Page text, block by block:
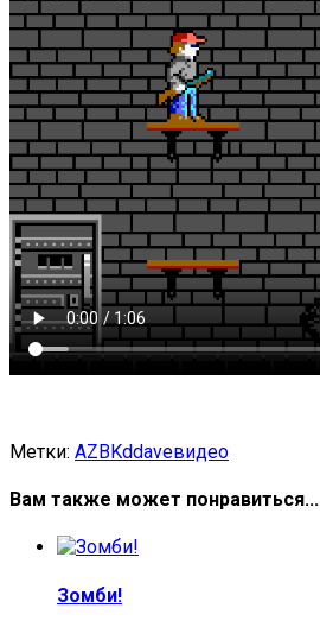
Метки: AZBKddaveвидео
Вам также может понравиться...
Зомби!